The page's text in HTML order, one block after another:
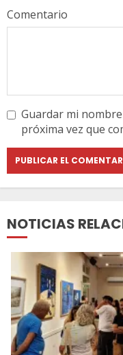
Comentario
Guardar mi
próxima vez que
NOTICIAS